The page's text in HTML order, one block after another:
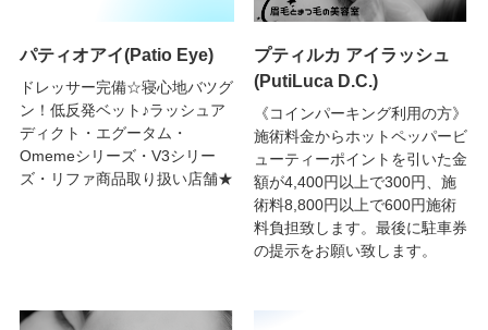
パティオアイ(Patio Eye)
ドレッサー完備☆寝心地バツグ
ン！低反発ベット♪ラッシュア
ディクト・エグータム・
Omemeシリーズ・V3シリー
ズ・リファ商品取り扱い店舗★
プティルカ アイラッシュ
(PutiLuca D.C.)
《コインパーキング利用の方》
施術料金からホットペッパービ
ューティーポイントを引いた金
額が4,400円以上で300円、施
術料8,800円以上で600円施術
料負担致します。最後に駐車券
の提示をお願い致します。